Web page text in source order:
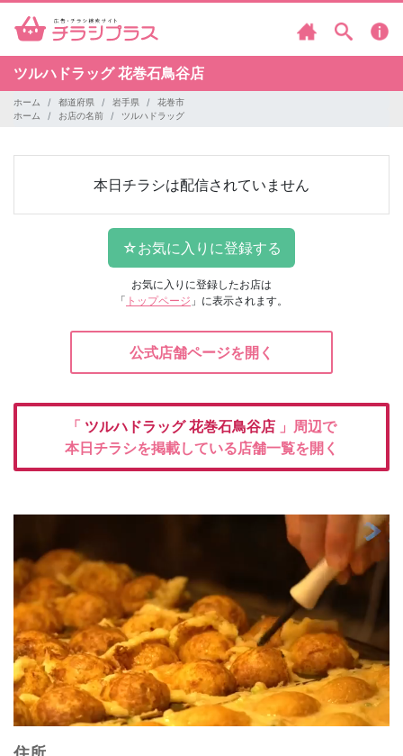
ツルハドラッグ花巻石鳥谷店
ホーム 都道府県 岩手県
花巻市
ホーム
お店の名前 ツルハドラッグ
本日チラシは配信されていません
お気に入りに登録したお店は
「 トップページ 」に表示されます。
公式店舗ページを開く
「 ツルハドラッグ花巻石鳥谷店 」周辺で
本日チラシを掲載している店舗一覧を開く